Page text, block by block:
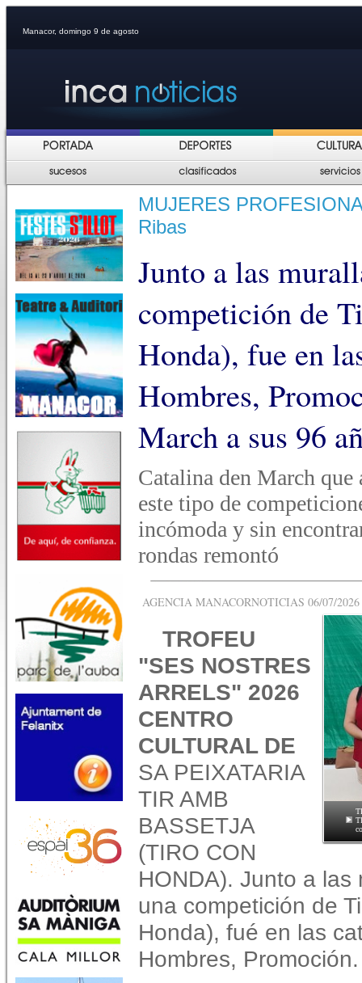
Manacor, domingo 9 de agosto
MUJERES
Ribas
Junto a las
competición de
Honda), fue en
Hombres,
March a sus 96
Catalina den March que
este tipo de
incómoda y sin
rondas remontó
AGENCIA MANACORNOTICIAS 06/07/
TROFEU
"SES NOSTRES
ARRELS" 2026
CENTRO
CULTURAL DE
SA PEIXATARIA
TIR AMB
BASSETJA
(TIRO CON
HONDA). Junto a
una competición de
Honda), fué en las
Hombres, Promoción.